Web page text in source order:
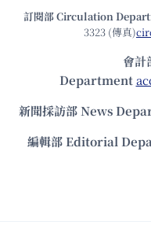
訂閱部 Circulation
3323 (傳真)
會
Department
新聞採訪部 News
編輯部 Editorial